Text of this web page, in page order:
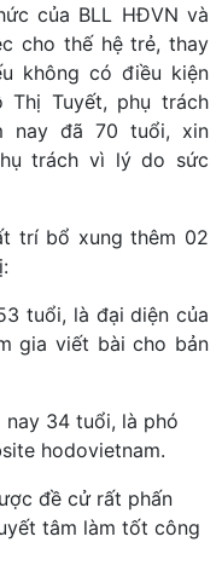
của BLL HĐVN và
cho thế hệ trẻ, thay
không có điều kiện
Tuyết, phụ trách
nay đã 70 tuổi, xin
trách vì lý do sức
trí bổ xung thêm 02
tuổi, là đại diện của
gia viết bài cho bản
nay 34 tuổi, là phó
hodovietnam.
đề cử rất phấn
tâm làm tốt công